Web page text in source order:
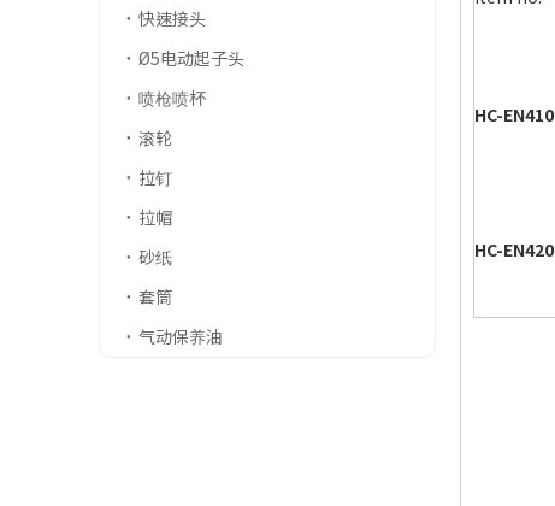
快速接头
Ø5电动起子头
喷枪喷杯
滚轮
拉钉
拉帽
砂纸
套筒
气动保养油
HC-EN410
HC-EN420